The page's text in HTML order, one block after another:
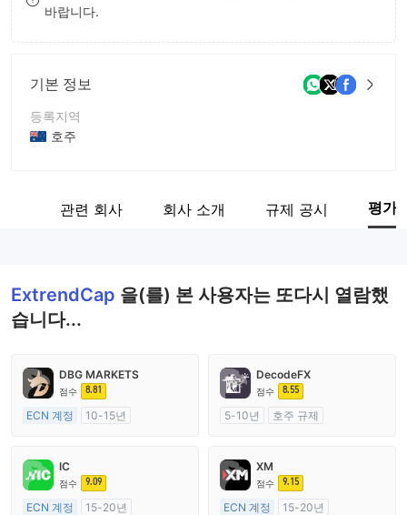
9바랍니다.
기본 정보
등록지역
호주
회사 전체 이름
관련 회사 회사 소개 규제 공시 평가
ExtrendCap 을(를) 본 사용자는 또다시 열람했
습니다...
DBG MARKETS
점수 8.81
ECN 계정
10-15년
외환 거래 라이선스 (MM)
마스터 레이블 MT4
DecodeFX
점수 8.55
5-10년
호주 규제
마스터 레이블 MT4
IC
점수 9.09
ECN 계정
15-20년
XM
점수 9.15
ECN 계정
15-20년